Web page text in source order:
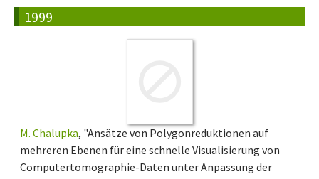
1999
M. Chalupka, "Ansätze von Polygonreduktionen auf
mehreren Ebenen für eine schnelle Visualisierung von
Computertomographie-Daten unter Anpassung der